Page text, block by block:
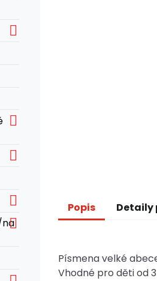





Popis Detaily
Písmena velké
Vhodné pro děti od